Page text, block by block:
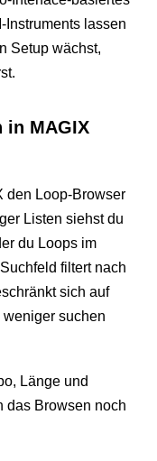
Instruments lassen
Setup wächst,
in MAGIX
den Loop-Browser
Listen siehst du
du Loops im
filtert nach
sich auf
weniger suchen
Länge und
das Browsen noch